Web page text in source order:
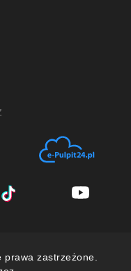
zastrzeżone.